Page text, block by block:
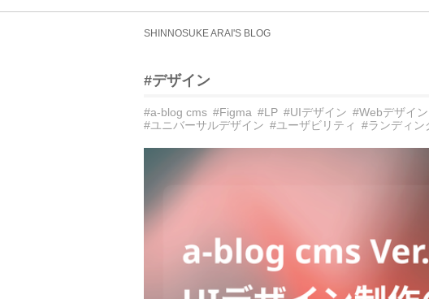
SHINNOSUKE ARAI'S BLOG
#デザイン
#a-blog cms #Figma #LP #UIデザイン #Webデザイン
#ユニバーサルデザイン #ユーザビリティ #ランディン